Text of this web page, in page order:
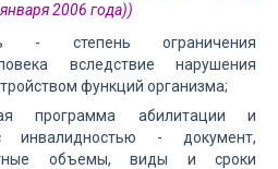
2006 года))
- степень ограничения
вследствие нарушения
функций организма;
программа абилитации и
инвалидностью - документ,
объемы, виды и сроки